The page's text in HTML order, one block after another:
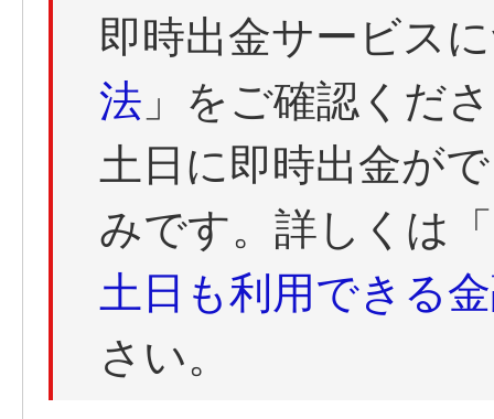
即時出金サービス
法 」をご確認くだ
土日に即時出金が
みです。詳しくは「
土日も利用できる
さい。